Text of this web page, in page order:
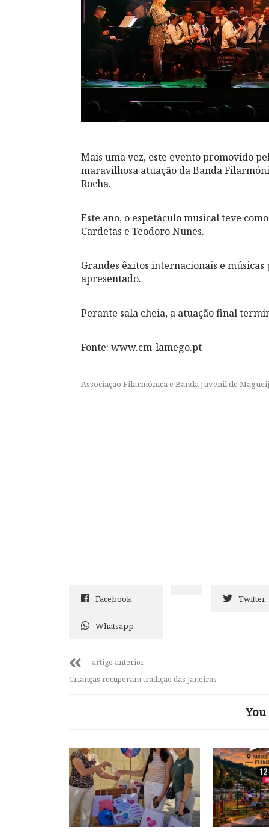
Mais uma vez, este evento promovido
maravilhosa atuação da Banda
Rocha.
Este ano, o espetáculo musical teve
Cardetas e Teodoro Nunes.
Grandes êxitos internacionais e
apresentado.
Perante sala cheia, a atuação final
Fonte: www.cm-lamego.pt
Associação Filarmónica e Banda Juvenil de
Facebook Twitter
Whatsapp
artigo anterior
Crianças recuperam tradição das Janeiras